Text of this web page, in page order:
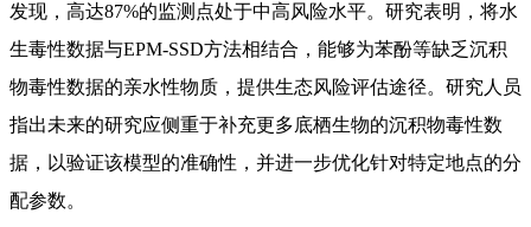
发现，高达87%的监测点处于中高风险水平。研究表明，将水
生毒性数据与EPM-SSD方法相结合，能够为苯酚等缺乏沉积
物毒性数据的亲水性物质，提供生态风险评估途径。研究人员
指出未来的研究应侧重于补充更多底栖生物的沉积物毒性数
据，以验证该模型的准确性，并进一步优化针对特定地点的分
配参数。